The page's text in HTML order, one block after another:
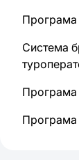
Програма
Система
Програма
Програма